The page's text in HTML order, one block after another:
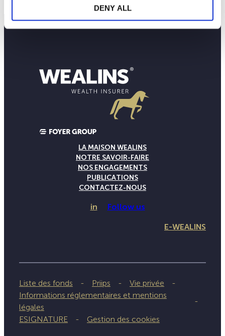
DENY ALL
LA MAISON WEALINS
NOTRE SAVOIR-FAIRE
NOS ENGAGEMENTS
PUBLICATIONS
CONTACTEZ-NOUS
in Follow us
E-WEALINS
Liste des fonds Priips
Vie privée
Informations réglementaires et mentions
légales
ESIGNATURE
Gestion des cookies